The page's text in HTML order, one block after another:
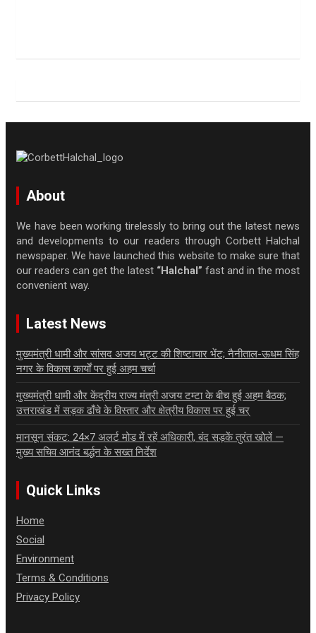
About
We have been working tirelessly to bring out the latest news
and developments to our readers through Corbett Halchal
newspaper. We have launched this website to make sure that
our readers can get the latest “Halchal” fast and in the most
convenient way.
Latest News
मुख्यमंत्री धामी और सांसद अजय भट्ट की शिष्टाचार भेंट; नैनीताल-ऊधम सिंह
नगर के विकास कार्यों पर हुई अहम चर्चा
मुख्यमंत्री धामी और केंद्रीय राज्य मंत्री अजय टम्टा के बीच हुई अहम बैठक;
उत्तराखंड में सड़क ढाँचे के विस्तार और क्षेत्रीय विकास पर हुई चर्
मानसून संकट: 24×7 अलर्ट मोड में रहें अधिकारी, बंद सड़कें तुरंत खोलें —
मुख्य सचिव आनंद बर्द्धन के सख्त निर्देश
Quick Links
Home
Social
Environment
Terms & Conditions
Privacy Policy